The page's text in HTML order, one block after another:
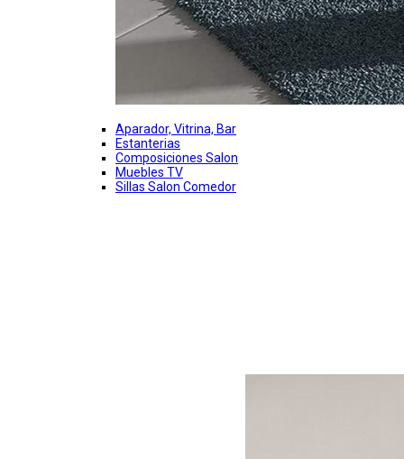
Aparador, Vitrina, Bar
Estanterias
Composiciones Salon
Muebles TV
Sillas Salon Comedor